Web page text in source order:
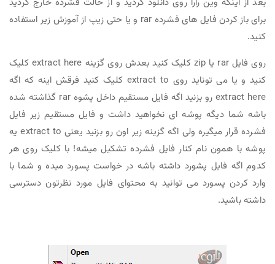
برای باز کردن فایل های فشرده rar و یا حتی زیپ از آموزش زیر استفاده
کنید.
روی فایل rar یا zip کلیک کنید بعدش روی گزینه extract here کلیک
کنید و یا می توناید روی extract to کلیک کنید فرقش اینه که اگه
extract here رو بزنید اگه فایل مستقیم داخل پشوه rar گذاشته شده
باشه شما دیگه پوشه ای نخواهید داشت و فایل مستقیم زیر فایل
فشرده قرار میگیره ولی اگه گزینه زیر اون رو بزنید یعنی extract to یه
پوشه با همون نام کنار فایل فشرده تشکیل میشه! با کلیک روی هر
کدوم اگه فایل پشورد داشته باشه در خواست پسورد میده و شما با
وارد کردن پسورد می توانید به محتوای فایل مورد نظرتون دسترسی
داشته باشید.